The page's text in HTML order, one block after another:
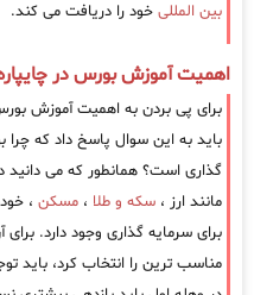
بین المللی خود را دریافت می کند.
اهمیت آموزش بورس در
برای پی بردن به اهمیت آموزش
باید به این سوال پاسخ داد که
گذاری است؟ همانطور که می دانید
مانند ارز ، سکه و طلا ، مسکن ،
برای سرمایه گذاری وجود دارد.
مناسب ترین را انتخاب کرد،